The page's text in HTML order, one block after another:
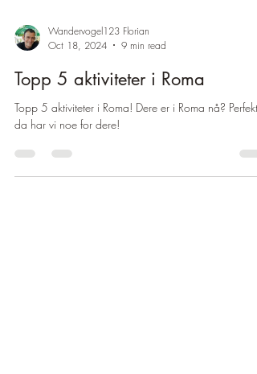
Wandervogel123 Florian
Oct 18, 2024
9 min read
Topp 5 aktiviteter i Roma
Topp 5 aktiviteter i Roma! Dere er i Roma nå? Perfekt,
da har vi noe for dere!